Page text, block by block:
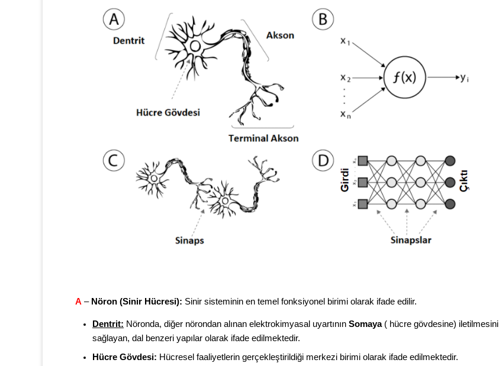
A – Nöron (Sinir Hücresi): Sinir sisteminin en temel fonksiyonel birimi olarak ifade edilir.
Dentrit: Nöronda, diğer nörondan alınan elektrokimyasal uyartının Somaya( hücre gövdesine) iletilmesini
sağlayan, dal benzeri yapılar olarak ifade edilmektedir.
Hücre Gövdesi: Hücresel faaliyetlerin gerçekleştirildiği merkezi birimi olarak ifade edilmektedir.